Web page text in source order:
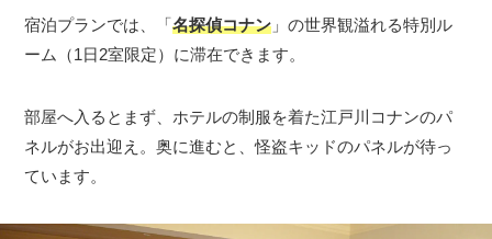
宿泊プランでは、「名探偵コナン 」の世界観溢れる特別ル
ーム（1日2室限定）に滞在できます。
部屋へ入るとまず、ホテルの制服を着た江戸川コナンのパ
ネルがお出迎え。奥に進むと、怪盗キッドのパネルが待っ
ています。